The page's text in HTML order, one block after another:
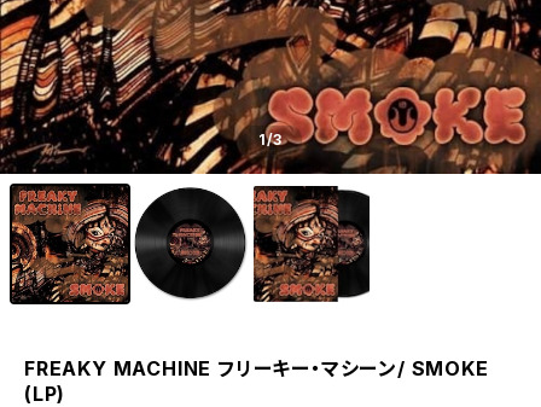
1/3
FREAKY MACHINE フリーキー・マシーン/ SMOKE
(LP)